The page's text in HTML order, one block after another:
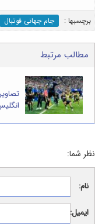
برچسب‎ها : جام جهانی فوتبال
مطالب مرتبط
نظر شما:
نام:
ایمیل: